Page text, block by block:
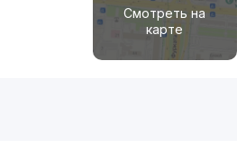
Смотреть на
карте